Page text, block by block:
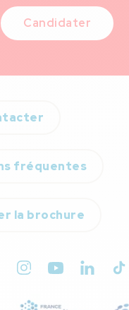
Candidater
fréquentes
la brochure